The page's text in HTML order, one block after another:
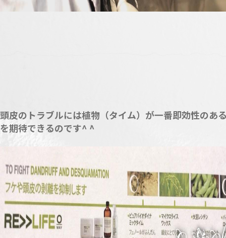
頭皮のトラブルには植物（タイム）が一番即効性のあ
を期待できるのです^ ^